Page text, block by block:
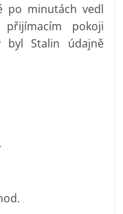
po minutách vedl
pokoji
byl Stalin údajně